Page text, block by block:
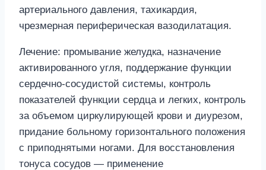
артериального давления, тахикардия,
чрезмерная периферическая вазодилатация.
Лечение: промывание желудка, назначение
активированного угля, поддержание функции
сердечно-сосудистой системы, контроль
показателей функции сердца и легких, контроль
за объемом циркулирующей крови и диурезом,
придание больному горизонтального положения
с приподнятыми ногами. Для восстановления
тонуса сосудов — применение